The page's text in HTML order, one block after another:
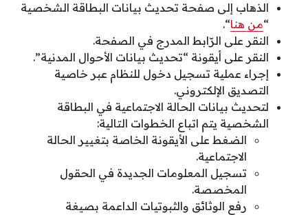
الذهاب إلى صفحة تحديث بيانات البطاقة الشخصية
“من هنا“.
النقر على الرّابط المدرج في الصفحة.
النقر على أيقونة “تحديث بيانات الأحوال المدنية”.
إجراء عملية تسجيل دخول للنظام عبر خاصية
التصديق الإلكتروني.
لتحديث بيانات الحالة الاجتماعية في البطاقة
الشخصية يتم اتباع الخطوات التالية:
الضغط على الأيقونة الخاصة بتغيير الحالة
الاجتماعية.
تسجيل المعلومات الجديدة في الحقول
المخصصة.
رفع الوثائق والثبوتيات الداعمة بصيغة